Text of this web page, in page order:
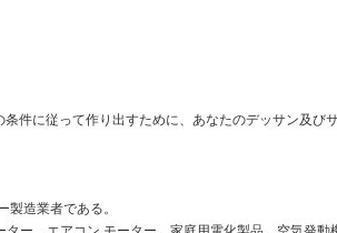
件に従って作り出すために、あなたのデッサン及び
造業者である。